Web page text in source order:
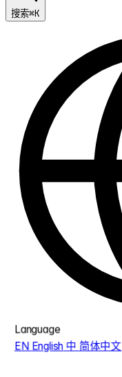
搜索⌘K
Language
EN English 中 简体中文